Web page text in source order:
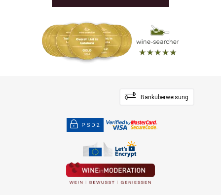
Banküberweisung
PSD2